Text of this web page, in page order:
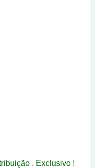
. Exclusivo !